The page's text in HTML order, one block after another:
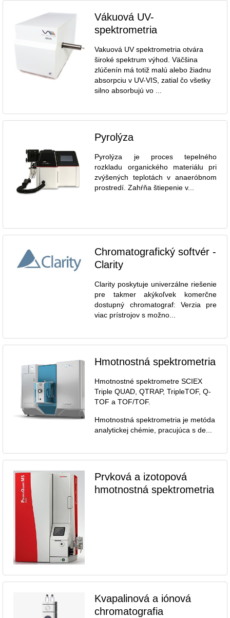
Vákuová UV-
spektrometria
Vakuová UV spektrometria otvára
široké spektrum výhod. Väčšina
zlúčenín má totiž malú alebo žiadnu
absorpciu v UV-VIS, zatial čo všetky
silno absorbujú vo ...
Pyrolýza
Pyrolýza je proces tepelného
rozkladu organického materiálu pri
zvýšených teplotách v anaeróbnom
prostredí. Zahŕňa štiepenie v...
Chromatografický softvér -
Clarity
Clarity poskytuje univerzálne riešenie
pre takmer akýkoľvek komerčne
dostupný chromatograf: Verzia pre
viac prístrojov s možno...
Hmotnostná spektrometria
Hmotnostné spektrometre SCIEX
Triple QUAD, QTRAP, TripleTOF, Q-
TOF a TOF/TOF.
Hmotnostná spektrometria je metóda
analytickej chémie, pracujúca s de...
Prvková a izotopová
hmotnostná spektrometria
Kvapalinová a iónová
chromatografia